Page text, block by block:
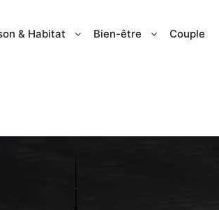
& Habitat Bien-être Couple